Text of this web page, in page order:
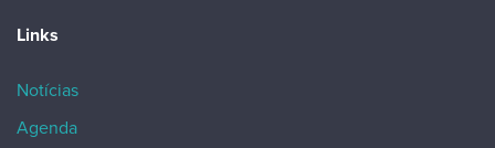
Links
Notícias
Agenda